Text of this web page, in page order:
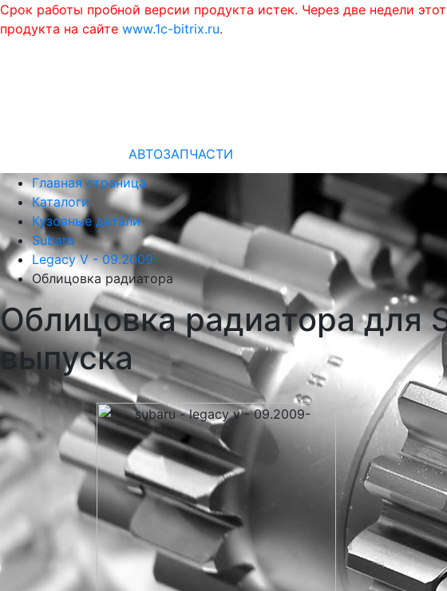
Срок работы пробной версии продукта истек. Через две недели
продукта на сайте www.1c-bitrix.ru.
АВТОЗАПЧАСТИ
Главная страница
Каталоги
Кузовные детали
Subaru
Legacy V - 09.2009-
Облицовка радиатора
Облицовка радиатора для
выпуска